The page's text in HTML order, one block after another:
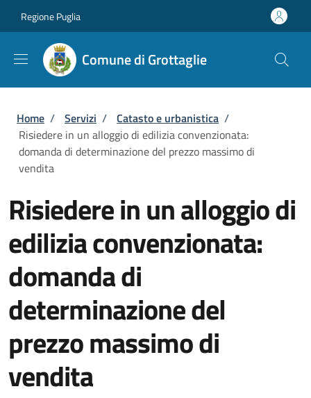
Regione Puglia
Comune di Grottaglie
Briciole di pane
Home / Servizi / Catasto e urbanistica /
Risiedere in un alloggio di edilizia convenzionata:
domanda di determinazione del prezzo massimo di
vendita
Risiedere in un alloggio di
edilizia convenzionata:
domanda di
determinazione del
prezzo massimo di
vendita